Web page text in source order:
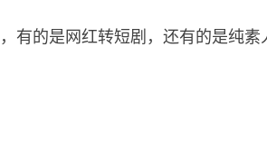
有的是网红转短剧，还有的是纯素